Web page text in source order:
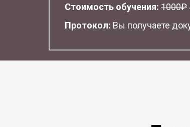
Стоимость обучения: 1000₽
Протокол: Вы получаете